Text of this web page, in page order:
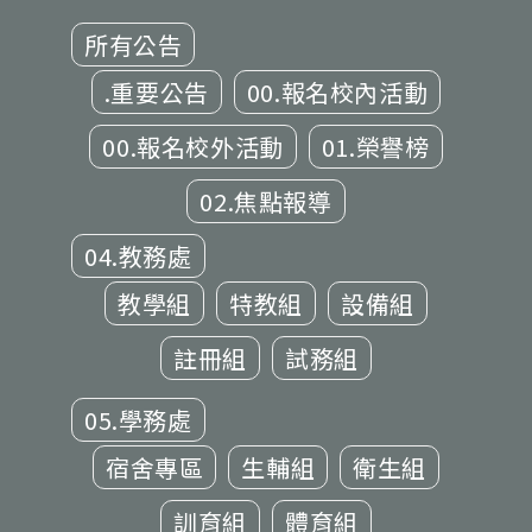
所有公告
.重要公告
00.報名校內活動
00.報名校外活動
01.榮譽榜
02.焦點報導
04.教務處
教學組
特教組
設備組
註冊組
試務組
05.學務處
宿舍專區
生輔組
衛生組
訓育組
體育組